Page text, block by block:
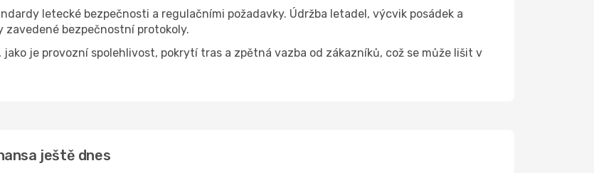
letecké bezpečnosti a regulačními požadavky. Údržba letadel, výcvik posádek a
bezpečnostní protokoly.
je provozní spolehlivost, pokrytí tras a zpětná vazba od zákazníků, což se může lišit v
ještě dnes